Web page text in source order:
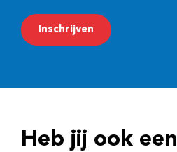
m
a
r
Inschrijven
Heb jij ook een